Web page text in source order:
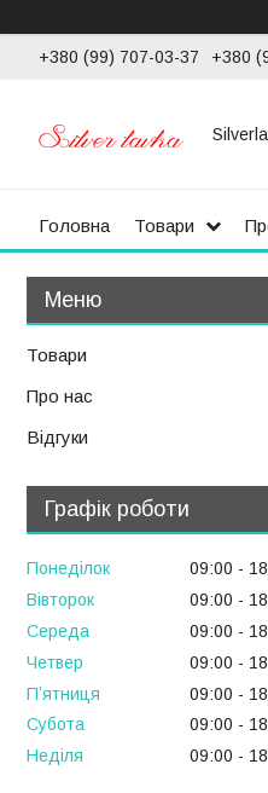
+380 (99) 707-03-37 +380
Головна Товари
Товари
Про нас
Відгуки
Графік роботи
Понеділок 09:00
Вівторок
09:00
Середа
09:00
Четвер
09:00
Пʼятниця
09:00
Субота
09:00
Неділя
09:00